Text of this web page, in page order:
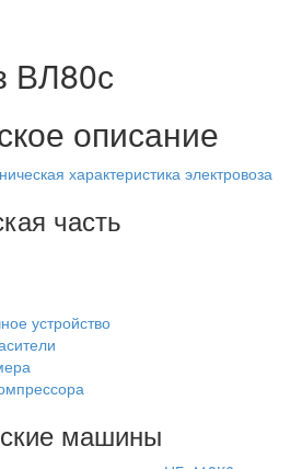
ВЛ80с
описание
характеристика электровоза
часть
устройство
машины